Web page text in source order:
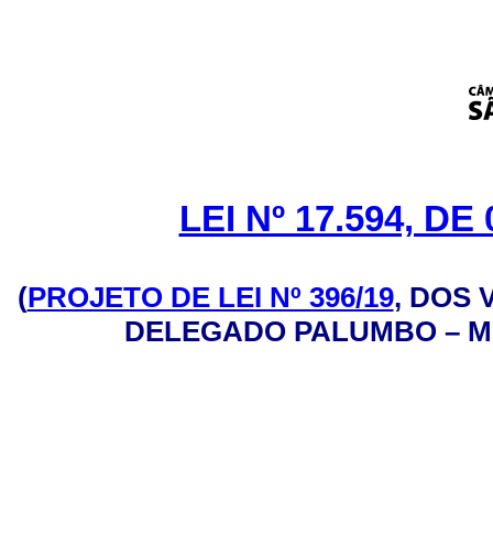
LEI Nº 17.594,
(PROJETO DE LEI Nº 396/19, DOS
DELEGADO PALUMBO –